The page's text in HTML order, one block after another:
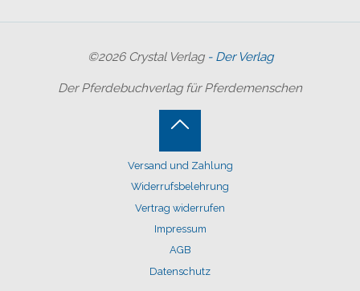
©2026 Crystal Verlag - Der Verlag
Der Pferdebuchverlag für Pferdemenschen
Versand und Zahlung
Widerrufsbelehrung
Vertrag widerrufen
Impressum
AGB
Datenschutz
Back
to
Top